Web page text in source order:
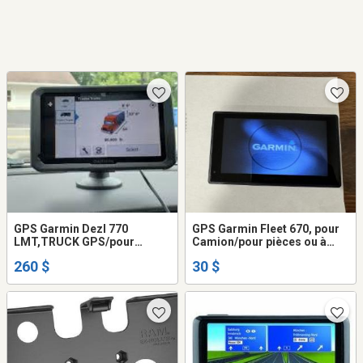
GPS Garmin Dezl 770
LMT,TRUCK GPS/pour
260 $
GPS Garmin Fleet 670, pour
Camion/pour pièces ou à
30 $